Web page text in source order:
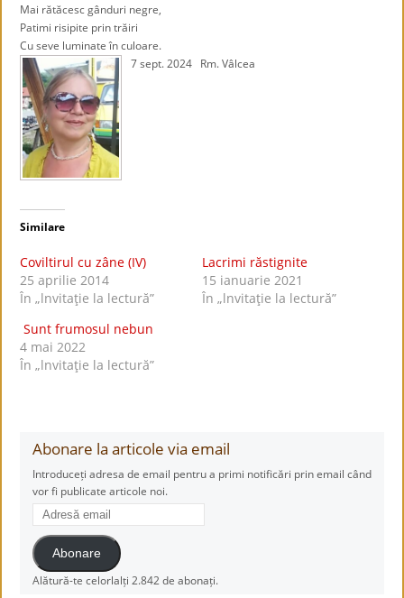
Mai rătăcesc gânduri negre,
Patimi risipite prin trăiri
Cu seve luminate în culoare.
7 sept. 2024 Rm. Vâlcea
Similare
Coviltirul cu zâne (IV)
25 aprilie 2014
În „lnvitaţie la lectură”
Lacrimi răstignite
15 ianuarie 2021
În „lnvitaţie la lectură”
Sunt frumosul nebun
4 mai 2022
În „lnvitaţie la lectură”
Abonare la articole via email
Introduceți adresa de email pentru a primi notificări prin email când
vor fi publicate articole noi.
Adresă
email
Abonare
Alătură-te celorlalți 2.842 de abonați.